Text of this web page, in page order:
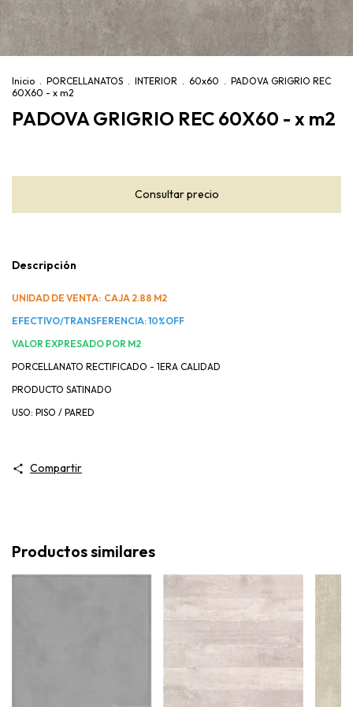
Inicio . PORCELLANATOS . INTERIOR . 60x60 . PADOVA GRIGRIO REC
60X60 - x m2
PADOVA GRIGRIO REC 60X60 - x m2
Descripción
UNIDAD DE VENTA: CAJA 2.88 M2
EFECTIVO/TRANSFERENCIA: 10%OFF
VALOR EXPRESADO POR M2
PORCELLANATO RECTIFICADO - 1ERA CALIDAD
PRODUCTO SATINADO
USO: PISO / PARED
Compartir
Productos similares